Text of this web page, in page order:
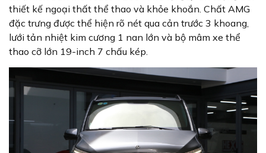
thiết kế ngoại thất thể thao và khỏe khoắn. Chất AMG
đặc trưng được thể hiện rõ nét qua cản trước 3 khoang,
lưới tản nhiệt kim cương 1 nan lớn và bộ mâm xe thể
thao cỡ lớn 19-inch 7 chấu kép.